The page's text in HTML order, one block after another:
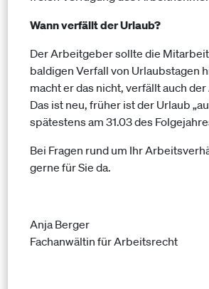
Wann verfällt der Urlaub?
Der Arbeitgeber sollte die
baldigen Verfall von Urlaubstagen
macht er das nicht, verfällt auch
Das ist neu, früher ist der Urlaub
spätestens am 31.03 des
Bei Fragen rund um Ihr
gerne für Sie da.
Anja Berger
Fachanwältin für Arbeitsrecht